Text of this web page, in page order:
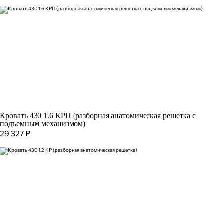
Кровать 430 1.6 КРП (разборная анатомическая решетка с
подъемным механизмом)
29 327₽